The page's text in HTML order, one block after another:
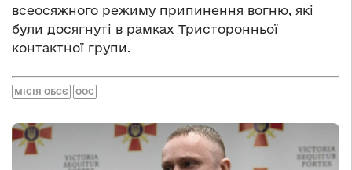
всеосяжного режиму припинення вогню, які
були досягнуті в рамках Тристоронньої
контактної групи.
МІСІЯ ОБСЄ ООС